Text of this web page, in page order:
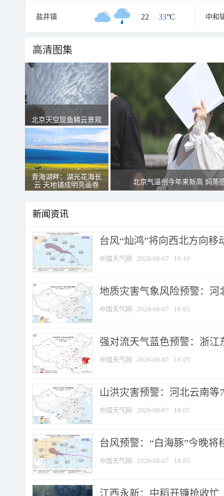
盐井镇 22 / 33°C 中和
高清图集
北京天空现鱼鳞云景观
青海湖畔：湖光花海长
云 天地铺成明亮画卷
北京气温创今年来新高 焖蒸
新闻资讯
台风“灿鸿”将向西北方向移
中国天气网 2026-08-07 18:10
地质灾害气象风险预警：河
中国天气网 2026-08-07 18:05
强对流天气蓝色预警：浙江
中国天气网 2026-08-07 18:05
山洪灾害预警：河北云南
中国天气网 2026-08-07 18:05
台风预警：“白海豚”今晚将
中国天气网 2026-08-07 18:05
江西永新：中稻开镰抢收忙